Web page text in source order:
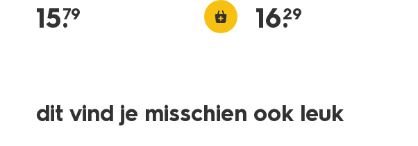
15.
79 16.
29
dit vind je misschien ook leuk